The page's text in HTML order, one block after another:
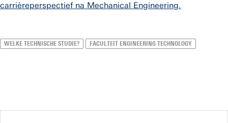
carrièreperspectief na Mechanical Engineering.
WELKE TECHNISCHE STUDIE? FACULTEIT ENGINEERING TECHNOLOGY